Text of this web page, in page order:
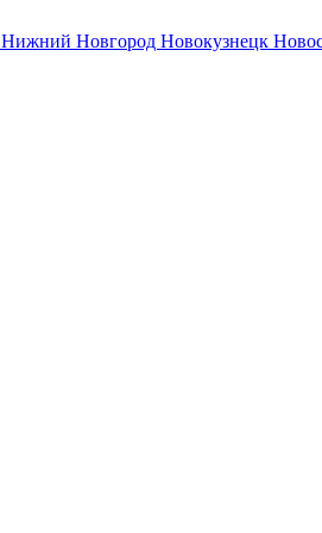
Нижний Новгород Новокузнецк